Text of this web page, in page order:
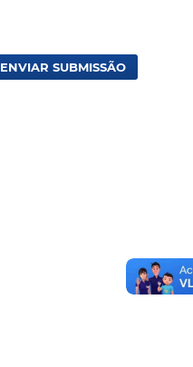
ENVIAR SUBMISSÃO